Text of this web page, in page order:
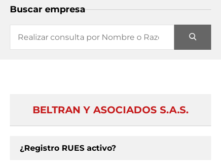
Buscar empresa
BELTRAN Y ASOCIADOS S.A.S.
¿Registro RUES activo?